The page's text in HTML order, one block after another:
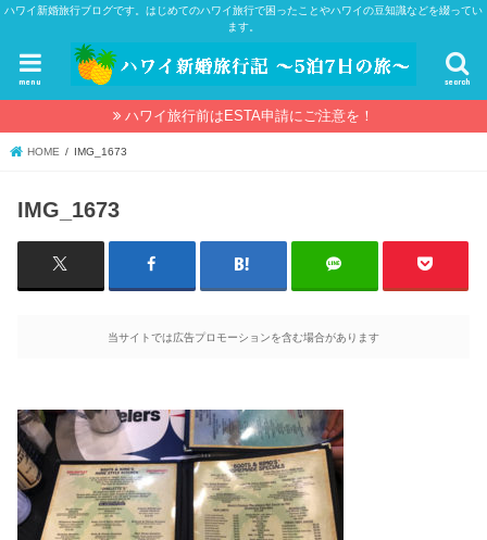
ハワイ新婚旅行ブログです。はじめてのハワイ旅行で困ったことやハワイの豆知識などを綴ってい
ます。
search
menu
ハワイ旅行前はESTA申請にご注意を！
HOME IMG_1673
IMG_1673
当サイトでは広告プロモーションを含む場合があります